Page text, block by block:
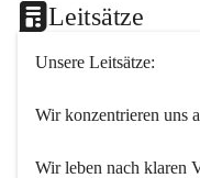
Leitsätze
Unsere Leitsätze:
Wir konzentrieren uns
Wir leben nach klaren